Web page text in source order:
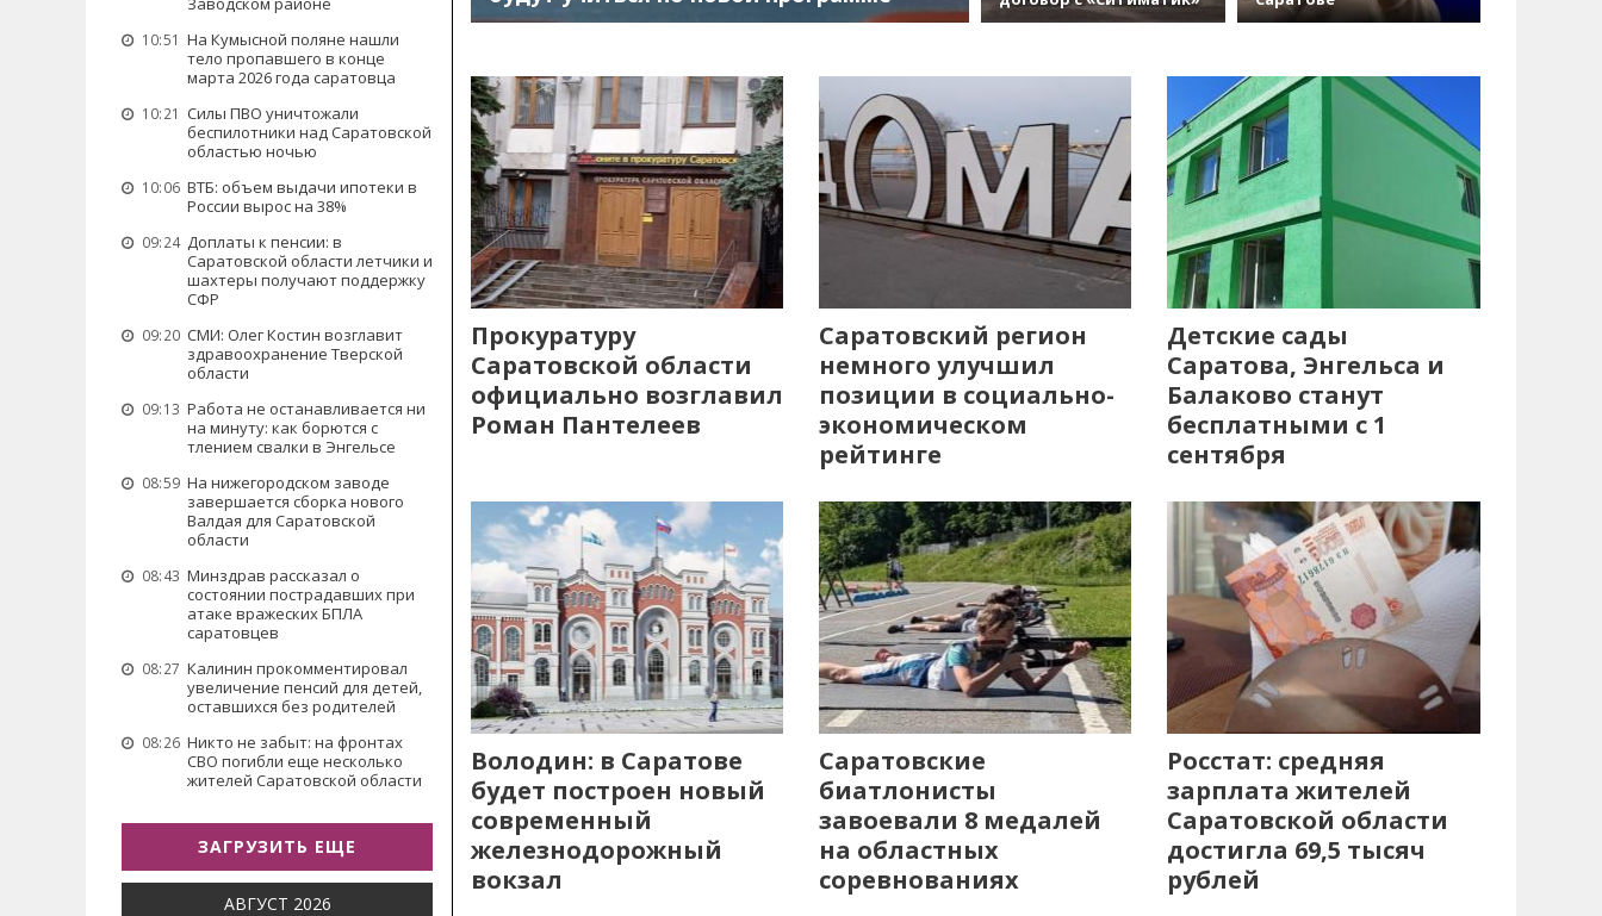
10:51 На Кумысной поляне нашли
тело пропавшего в конце
марта 2026 года саратовца
10:21 Силы ПВО уничтожали
беспилотники над Саратовской
областью ночью
10:06 ВТБ: объем выдачи ипотеки в
России вырос на 38%
09:24 Доплаты к пенсии: в
Саратовской области летчики и
шахтеры получают поддержку
СФР
09:20 СМИ: Олег Костин возглавит
здравоохранение Тверской
области
09:13 Работа не останавливается ни
на минуту: как борются с
тлением свалки в Энгельсе
08:59 На нижегородском заводе
завершается сборка нового
Валдая для Саратовской
области
08:43 Минздрав рассказал о
состоянии пострадавших при
атаке вражеских БПЛА
саратовцев
08:27 Калинин прокомментировал
увеличение пенсий для детей,
оставшихся без родителей
08:26 Никто не забыт: на фронтах
СВО погибли еще несколько
жителей Саратовской области
ЗАГРУЗИТЬ ЕЩЕ
АВГУСТ 2026
Прокуратуру
Саратовской области
официально возглавил
Роман Пантелеев
Саратовский регион
немного улучшил
позиции в социально-
экономическом
рейтинге
Детские сады
Саратова, Энгельса и
Балаково станут
бесплатными с 1
сентября
Володин: в Саратове
будет построен новый
современный
железнодорожный
вокзал
Саратовские
биатлонисты
завоевали 8 медалей
на областных
соревнованиях
Росстат: средняя
зарплата жителей
Саратовской области
достигла 69,5 тысяч
рублей